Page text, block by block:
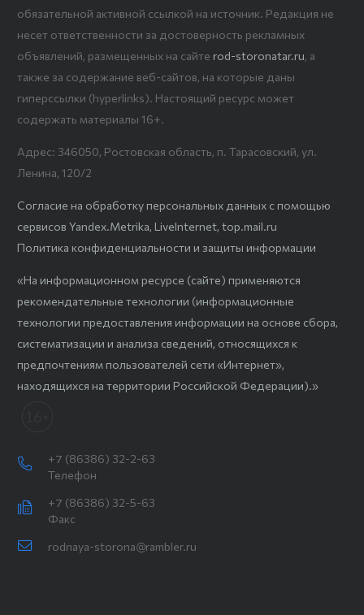
обязательной активной ссылкой на источник. Редакция не
несет ответственности за достоверность рекламных
объявлений, размещенных на сайте rod-storonatar.ru, а
также за содержание веб-сайтов, на которые даны
гиперссылки (hyperlinks). Настоящий ресурс может
содержать материалы 16+.
Адрес: 346050, Ростовская область, п. Тарасовский, ул.
Ленина, 120/2
Согласие на обработку персональных данных с помощью
сервисов Yandex.Metrika, LiveInternet, top.mail.ru
Политика конфиденциальности и защиты информации
«На информационном ресурсе (сайте) применяются
рекомендательные технологии (информационные
технологии предоставления информации на основе сбора,
систематизации и анализа сведений, относящихся к
предпочтениям пользователей сети «Интернет»,
находящихся на территории Российской Федерации).»
+7 (86386) 32-2-63
Телефон
+7 (86386) 32-5-63
Факс
rodnaya-storona@rambler.ru